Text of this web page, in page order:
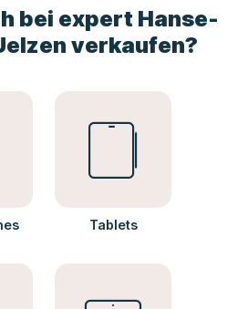
bei expert Hanse-
verkaufen?
Tablets